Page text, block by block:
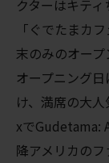
クターはキテ
「ぐでたまカ
末のみのオープ
オープニング
け、満席の大
xでGudetama:
降アメリカの